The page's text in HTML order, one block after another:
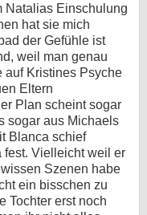
Natalias Einschulung
hat sie mich
der Gefühle ist
weil man genau
auf Kristines Psyche
Eltern
Plan scheint sogar
sogar aus Michaels
Blanca schief
fest. Vielleicht weil er
Szenen habe
ein bisschen zu
Tochter erst noch